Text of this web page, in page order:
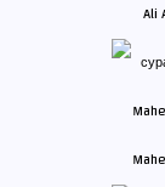
Ali